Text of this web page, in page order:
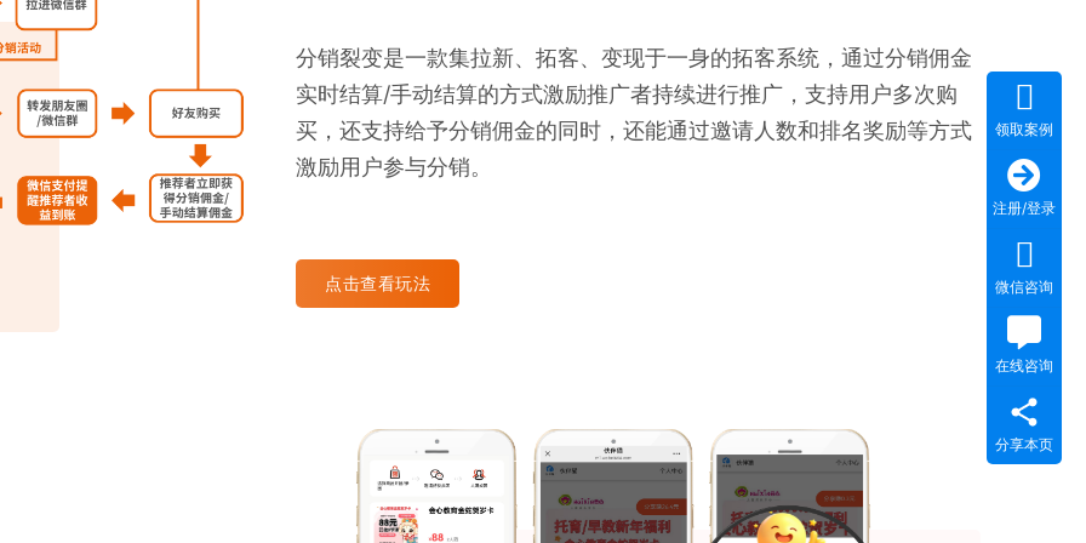
分销裂变是一款集拉新、拓客、变现于一身的拓客系统，通过分销佣金
实时结算/手动结算的方式激励推广者持续进行推广，支持用户多次购
买，还支持给予分销佣金的同时，还能通过邀请人数和排名奖励等方式
激励用户参与分销。
点击查看玩法
领取案例
注册/登录
微信咨询
在线咨询
分享本页